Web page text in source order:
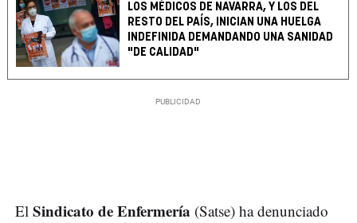
LOS MÉDICOS DE NAVARRA, Y LOS DEL
RESTO DEL PAÍS, INICIAN UNA HUELGA
INDEFINIDA DEMANDANDO UNA SANIDAD
"DE CALIDAD"
El Sindicato de Enfermería (Satse) ha denunciado